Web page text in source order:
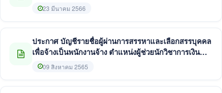
23 มีนาคม 2566
ประกาศ บัญชีรายชื่อผู้ผ่านการสรรหาและเลือกสรรบุคคล
เพื่อจ้างเป็นพนักงานจ้าง ตำแหน่งผู้ช่วยนักวิชาการเงิน
และบัญชี
09 สิงหาคม 2565